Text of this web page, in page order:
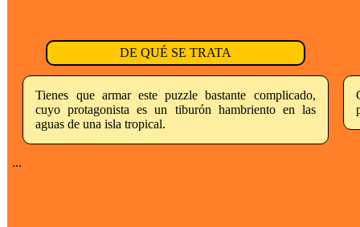
DE QUÉ SE TRATA
Tienes que armar este puzzle bastante complicado,
cuyo protagonista es un tiburón hambriento en las
aguas de una isla tropical.
...